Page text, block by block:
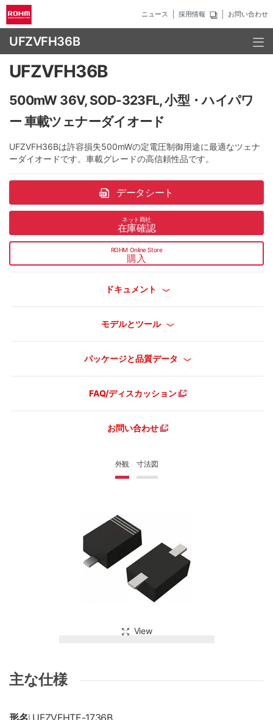
ニュース 採用情報 お問い合わせ
UFZVFH36B
外観 寸法図
View
UFZVFH36B
500mW 36V, SOD-323FL, 小型・ハイパワ
ー 車載ツェナーダイオード
UFZVFH36Bは許容損失500mWの定電圧制御用途に最適なツェナ
ーダイオードです。車載グレードの高信頼性品です。
データシート
ネット商社
在庫確認
ROHM Online Store
購入
ドキュメント
モデルとツール
パッケージと品質データ
FAQ/ディスカッション
お問い合わせ
主な仕様
形名 UFZVFHTE-1736B